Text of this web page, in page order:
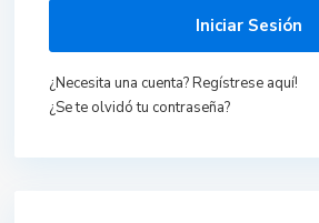
Iniciar Sesión
¿Necesita una cuenta? Regístrese aquí!
¿Se te olvidó tu contraseña?